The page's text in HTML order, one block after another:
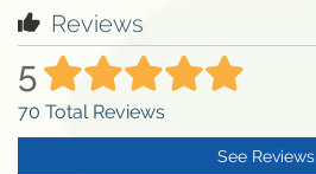
Reviews
5
70 Total Reviews
See Reviews